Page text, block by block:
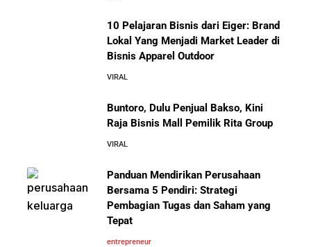
10 Pelajaran Bisnis dari Eiger: Brand
Lokal Yang Menjadi Market Leader di
Bisnis Apparel Outdoor
VIRAL
Buntoro, Dulu Penjual Bakso, Kini
Raja Bisnis Mall Pemilik Rita Group
VIRAL
Panduan Mendirikan Perusahaan
Bersama 5 Pendiri: Strategi
Pembagian Tugas dan Saham yang
Tepat
entrepreneur